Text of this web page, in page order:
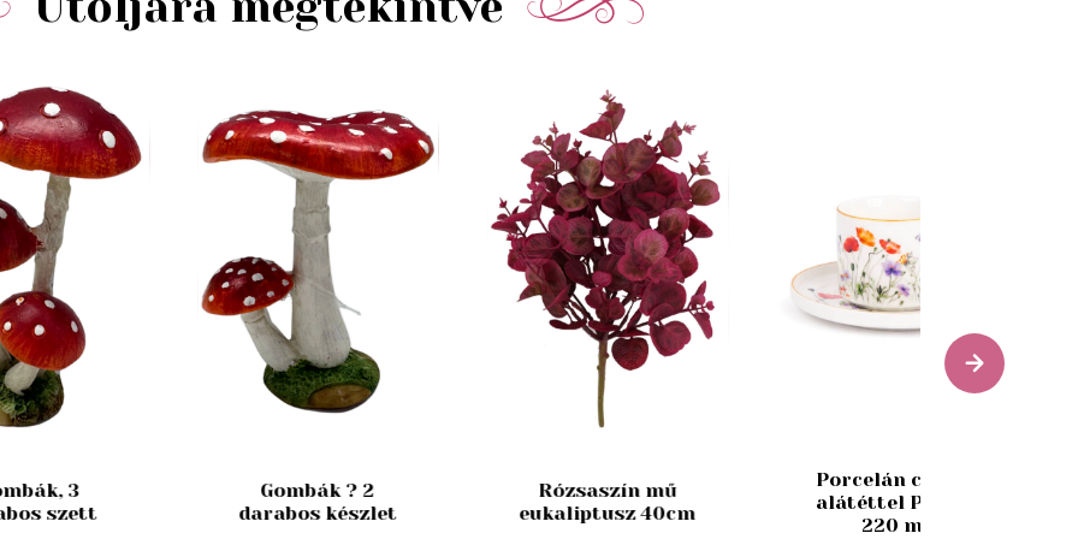
3
szett
Gombák ? 2
darabos készlet
Rózsaszín mű
eukaliptusz 40cm
Porcelán csésze
alátéttel Pipacs
220 ml